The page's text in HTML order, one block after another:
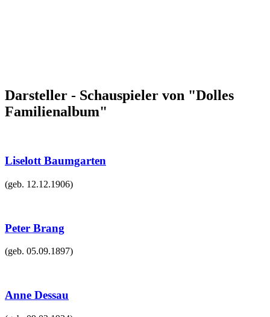
Darsteller - Schauspieler von "Dolles
Familienalbum"
Liselott Baumgarten
(geb. 12.12.1906)
Peter Brang
(geb. 05.09.1897)
Anne Dessau